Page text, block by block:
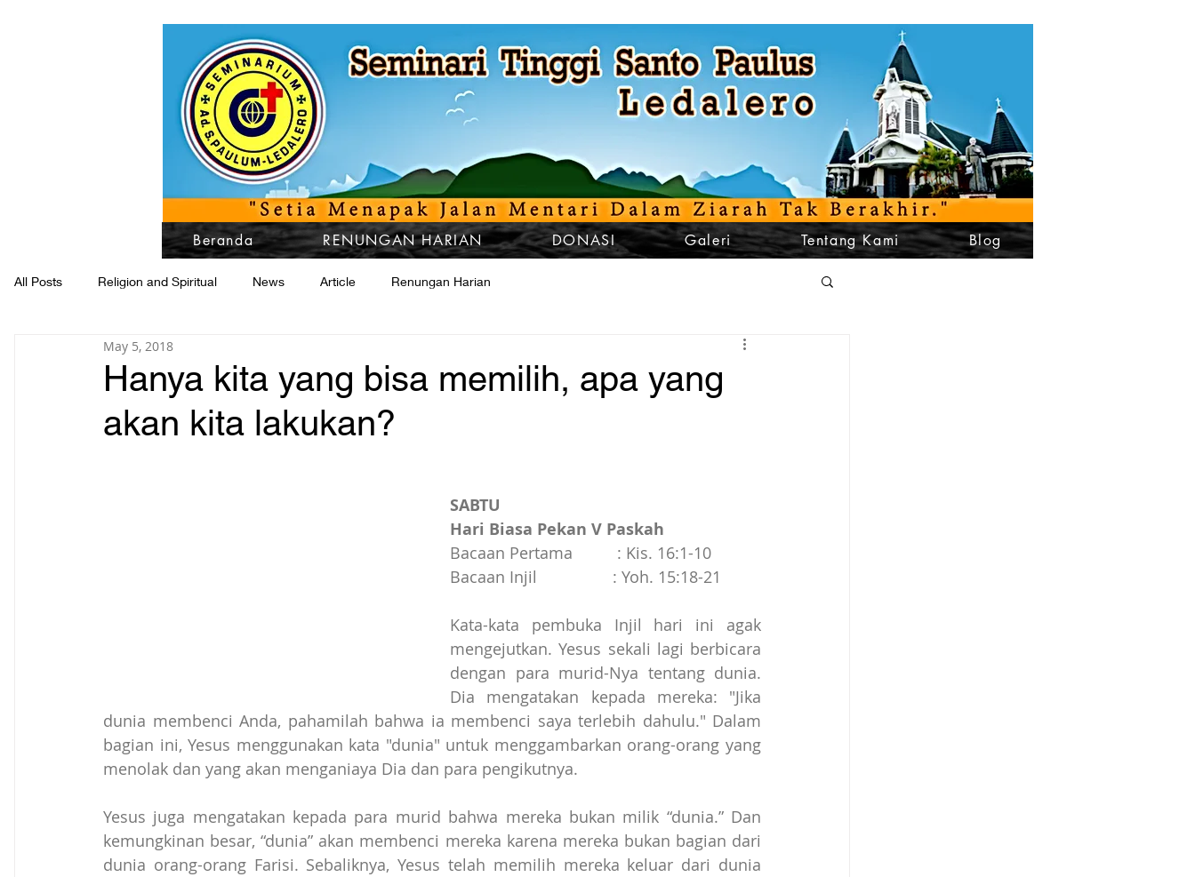
Beranda RENUNGAN HARIAN DONASI Galeri Tentang Kami Blog
All Posts Religion and Spiritual News Article Renungan Harian
Hanya kita yang bisa memilih, apa yang
akan kita lakukan?
May 5, 2018
SABTU
Hari Biasa Pekan V Paskah
Bacaan Pertama          : Kis. 16:1-10
Bacaan Injil                 : Yoh. 15:18-21
Kata-kata pembuka Injil hari ini agak
mengejutkan. Yesus sekali lagi berbicara
dengan para murid-Nya tentang dunia.
Dia mengatakan kepada mereka: "Jika
dunia membenci Anda, pahamilah bahwa ia membenci saya terlebih dahulu." Dalam
bagian ini, Yesus menggunakan kata "dunia" untuk menggambarkan orang-orang yang
menolak dan yang akan menganiaya Dia dan para pengikutnya.
Yesus juga mengatakan kepada para murid bahwa mereka bukan milik “dunia.” Dan
kemungkinan besar, “dunia” akan membenci mereka karena mereka bukan bagian dari
dunia orang-orang Farisi. Sebaliknya, Yesus telah memilih mereka keluar dari dunia